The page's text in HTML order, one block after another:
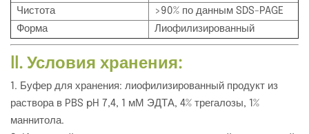
Чистота
>90% по данным SDS-PAGE
Форма
Лиофилизированный
II. Условия хранения:
1. Буфер для хранения: лиофилизированный продукт из
раствора в PBS pH 7,4, 1 мМ ЭДТА, 4% трегалозы, 1%
маннитола.